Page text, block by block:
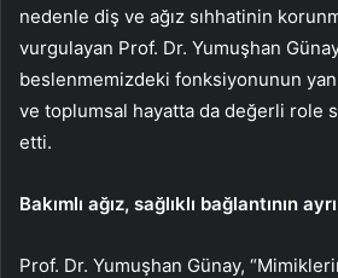
nedenle diş ve ağız sıhhatinin
vurgulayan Prof. Dr. Yumuşhan
beslenmemizdeki fonksiyonunun
ve toplumsal hayatta da değerli role
etti.
Bakımlı ağız, sağlıklı bağlantının
Prof. Dr. Yumuşhan Günay,